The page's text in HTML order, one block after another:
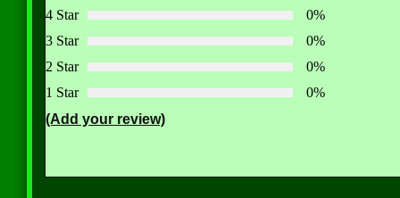
4 Star
0%
3 Star
0%
2 Star
0%
1 Star
0%
(Add your review)